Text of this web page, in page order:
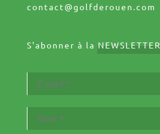
contact@golfderouen.com
S'abonner à la NEWSLETTER